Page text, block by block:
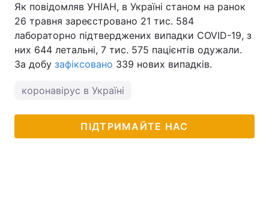
Як повідомляв УНІАН, в Україні станом на ранок
26 травня зареєстровано 21 тис. 584
лабораторно підтверджених випадки COVID-19, з
них 644 летальні, 7 тис. 575 пацієнтів одужали.
За добу зафіксовано 339 нових випадків.
коронавірус в Україні
ПІДТРИМАЙТЕ НАС